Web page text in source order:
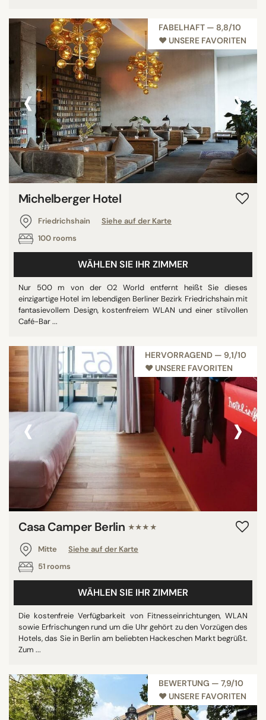
FABELHAFT — 8,8/10
♥︎ UNSERE FAVORITEN
‹ ›
Michelberger Hotel
Friedrichshain
Siehe auf der Karte
100 rooms
WÄHLEN SIE IHR ZIMMER
Nur 500 m von der O2 World entfernt heißt Sie dieses
einzigartige Hotel im lebendigen Berliner Bezirk Friedrichshain mit
fantasievollem Design, kostenfreiem WLAN und einer stilvollen
Café-Bar ...
HERVORRAGEND — 9,1/10
♥︎ UNSERE FAVORITEN
‹ ›
Casa Camper Berlin ★★★★
Mitte
Siehe auf der Karte
51 rooms
WÄHLEN SIE IHR ZIMMER
Die kostenfreie Verfügbarkeit von Fitnesseinrichtungen, WLAN
sowie Erfrischungen rund um die Uhr gehört zu den Vorzügen des
Hotels, das Sie in Berlin am beliebten Hackeschen Markt begrüßt.
Zum ...
BEWERTUNG — 7,9/10
♥︎ UNSERE FAVORITEN